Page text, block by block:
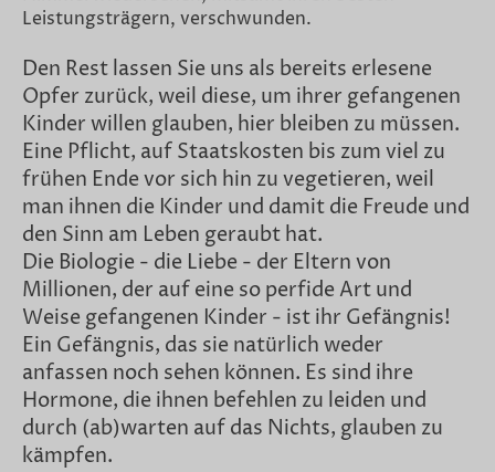
Leistungsträgern, verschwunden.
Den Rest lassen Sie uns als bereits erlesene
Opfer zurück, weil diese, um ihrer gefangenen
Kinder willen glauben, hier bleiben zu müssen.
Eine Pflicht, auf Staatskosten bis zum viel zu
frühen Ende vor sich hin zu vegetieren, weil
man ihnen die Kinder und damit die Freude und
den Sinn am Leben geraubt hat.
Die Biologie - die Liebe - der Eltern von
Millionen, der auf eine so perfide Art und
Weise gefangenen Kinder - ist ihr Gefängnis!
Ein Gefängnis, das sie natürlich weder
anfassen noch sehen können. Es sind ihre
Hormone, die ihnen befehlen zu leiden und
durch (ab)warten auf das Nichts, glauben zu
kämpfen.